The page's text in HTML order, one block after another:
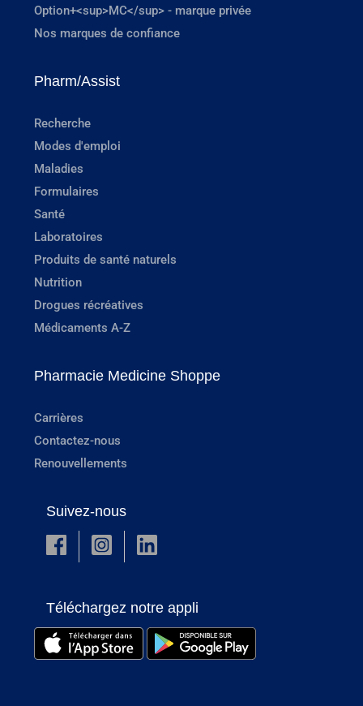
Option+<sup>MC</sup> - marque privée
Nos marques de confiance
Pharm/Assist
Recherche
Modes d'emploi
Maladies
Formulaires
Santé
Laboratoires
Produits de santé naturels
Nutrition
Drogues récréatives
Médicaments A-Z
Pharmacie Medicine Shoppe
Carrières
Contactez-nous
Renouvellements
Suivez-nous
Téléchargez notre appli